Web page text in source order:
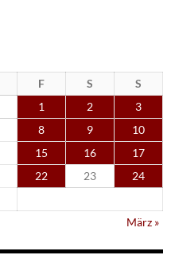
F S
S
1
2
3
8 9
10
15 16
17
22 23
24
März »